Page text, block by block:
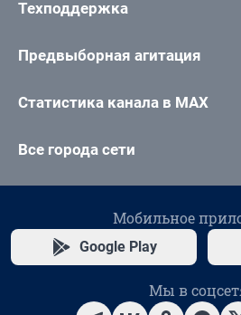
Техподдержка
Предвыборная агитация
Статистика канала в MAX
Все города сети
Мобильное
Google Play
Мы в